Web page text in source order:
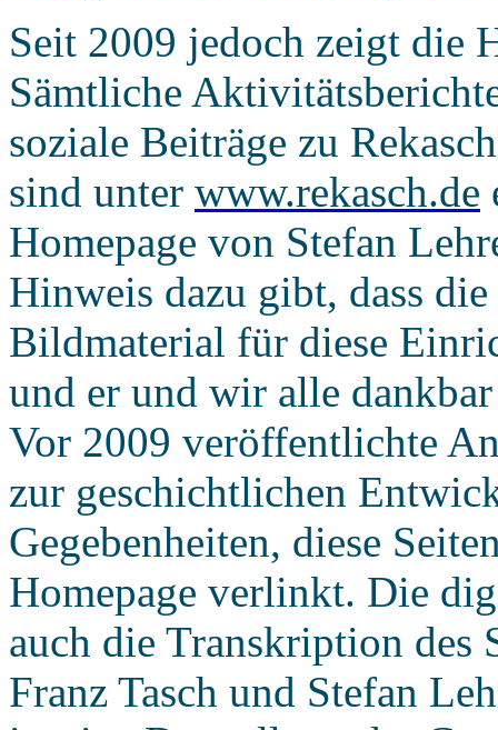
Seit 2009 jedoch zeigt die
Sämtliche
soziale Beiträge zu
sind unter www.rekasch.de
Homepage von Stefan
Hinweis dazu gibt, dass
Bildmaterial für diese
und er und wir alle
Vor 2009 veröffentlichte
zur geschichtlichen
Gegebenheiten, diese
Homepage verlinkt. Die
auch die Transkription des
Franz Tasch und Stefan